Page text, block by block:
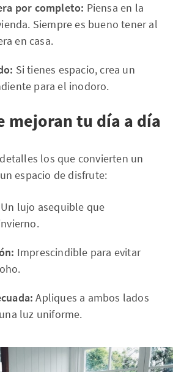
por completo: Piensa en la
Siempre es bueno tener al
en casa.
Si tienes espacio, crea un
para el inodoro.
mejoran tu día a día
los que convierten un
espacio de disfrute:
Un lujo asequible que
Imprescindible para evitar
Apliques a ambos lados
luz uniforme.